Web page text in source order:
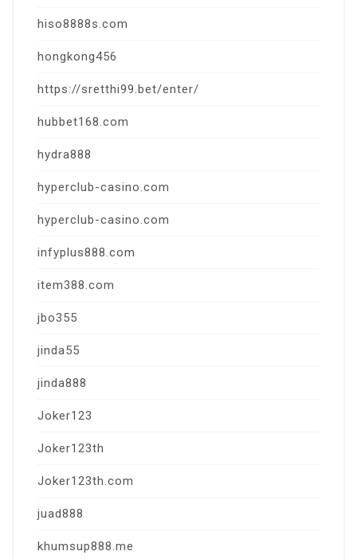
hiso8888s.com
hongkong456
https://sretthi99.bet/enter/
hubbet168.com
hydra888
hyperclub-casino.com
hyperclub-casino.com
infyplus888.com
item388.com
jbo355
jinda55
jinda888
Joker123
Joker123th
Joker123th.com
juad888
khumsup888.me